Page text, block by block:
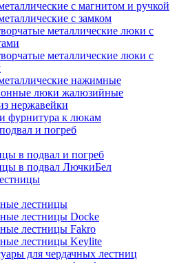
с магнитом и ручкой
с замком
металлические люки с
металлические люки с
нажимные
люки жалюзийные
нержавейки
фурнитура к люкам
и погреб
в подвал и погреб
в подвал ЛючкиБел
лестницы
лестницы Docke
лестницы Fakro
лестницы Keylite
для чердачных лестниц